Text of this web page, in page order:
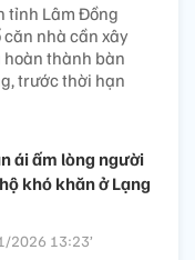
tỉnh Lâm Đồng
nhà cần xây
thành bàn
trước thời hạn
ái ấm lòng người
khó khăn ở Lạng
2026 13:23’